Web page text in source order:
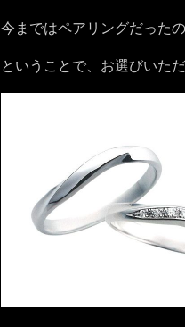
今まではペアリングだった
ということで、お選びいた